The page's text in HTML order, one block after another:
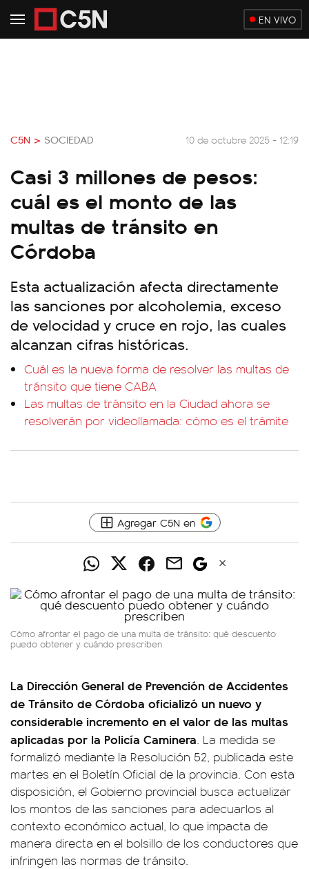
EN VIVO
C5N > SOCIEDAD 10 de octubre 2025 - 12:19
Casi 3 millones de pesos:
cuál es el monto de las
multas de tránsito en
Córdoba
Esta actualización afecta directamente
las sanciones por alcoholemia, exceso
de velocidad y cruce en rojo, las cuales
alcanzan cifras históricas.
Cuál es la nueva forma de resolver las multas de
tránsito que tiene CABA
Las multas de tránsito en la Ciudad ahora se
resolverán por videollamada: cómo es el trámite
Agregar C5N en
Cómo afrontar el pago de una multa de tránsito: qué descuento
puedo obtener y cuándo prescriben
La Dirección General de Prevención de Accidentes
de Tránsito de Córdoba oficializó un nuevo y
considerable incremento en el valor de las multas
aplicadas por la Policía Caminera. La medida se
formalizó mediante la Resolución 52, publicada este
martes en el Boletín Oficial de la provincia. Con esta
disposición, el Gobierno provincial busca actualizar
los montos de las sanciones para adecuarlos al
contexto económico actual, lo que impacta de
manera directa en el bolsillo de los conductores que
infringen las normas de tránsito.